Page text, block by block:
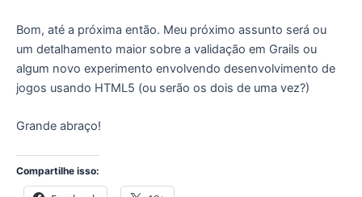
Bom, até a próxima então. Meu próximo assunto será ou
um detalhamento maior sobre a validação em Grails ou
algum novo experimento envolvendo desenvolvimento de
jogos usando HTML5 (ou serão os dois de uma vez?)
Grande abraço!
Compartilhe isso: